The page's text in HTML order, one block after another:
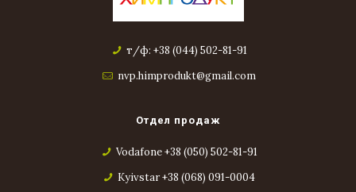
т/ф: +38 (044) 502-81-91
nvp.himprodukt@gmail.com
Отдел продаж
Vodafone +38 (050) 502-81-91
Kyivstar +38 (068) 091-0004